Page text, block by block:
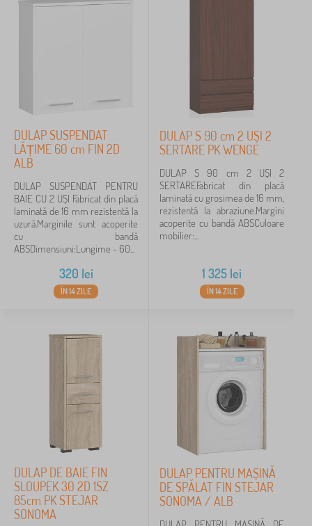
DULAP SUSPENDAT
LĂȚIME 60 cm FIN 2D
ALB
DULAP SUSPENDAT PENTRU
BAIE CU 2 UȘI Fabricat din placă
laminată de 16 mm rezistentă la
uzură.Marginile sunt acoperite
cu bandă
ABSDimensiuni:Lungime - 60...
320 lei
ÎN 14 ZILE
DULAP S 90 cm 2 UȘI 2
SERTARE PK WENGE
DULAP S 90 cm 2 UȘI 2
SERTAREFabricat din placă
laminată cu grosimea de 16 mm,
rezistentă la abraziune.Margini
acoperite cu bandă ABSCuloare
mobilier:...
1 325 lei
ÎN 14 ZILE
DULAP DE BAIE FIN
SLOUPEK 30 2D 1SZ
85cm PK STEJAR
SONOMA
DULAP PENTRU MAȘINĂ
DE SPĂLAT FIN STEJAR
SONOMA / ALB